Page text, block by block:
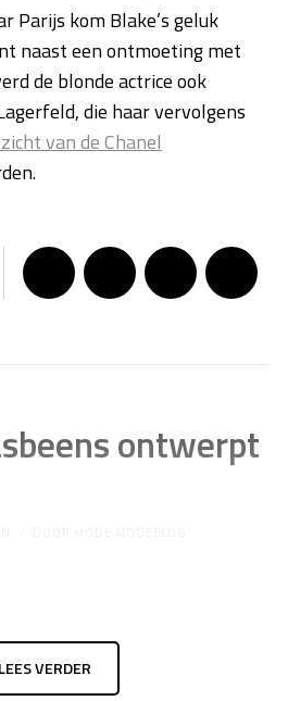
Parijs kom Blake’s geluk
naast een ontmoeting met
de blonde actrice ook
die haar vervolgens
van de Chanel
ontwerpt
LEES VERDER